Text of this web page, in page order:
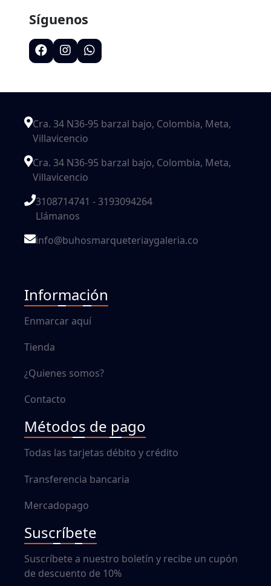
Síguenos
Cra. 34 N36-95 barzal bajo, Colombia, Meta,
Villavicencio
Cra. 34 N36-95 barzal bajo, Colombia, Meta,
Villavicencio
3108714741 - 3193094264
Llámanos
info@buhosmarqueteriaygaleria.co
Información
Enmarcar aquí
Tienda
¿Quienes somos?
Contacto
Métodos de pago
Todas las tarjetas débito y crédito
Transferencia bancaria
Mercadopago
Suscríbete
Suscríbete a nuestro boletín y recibe un cupón
de descuento de 10%